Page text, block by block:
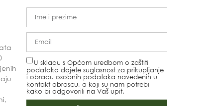
U skladu s Općom uredbom o zaštiti
podataka dajete suglasnost za prikupljanje
i obradu osobnih podataka navedenih u
kontakt obrascu, a koji su nam potrebi
kako bi odgovorili na Vaš upit.